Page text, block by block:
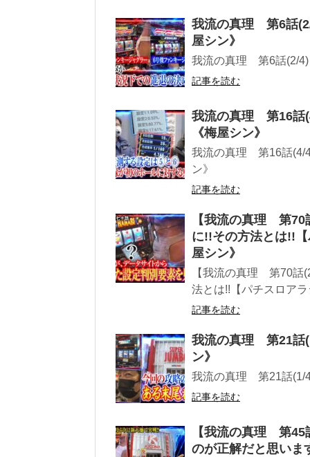
我流の真理 第6話
屋シン》
我流の真理 第6話(2/4)
記事を読む
我流の真理 第16話
《梅屋シン》
我流の真理 第16話(4/
ン》
記事を読む
【我流の真理 第70
に!!その方法とは!!
屋シン》
【我流の真理 第70話
法とは!!【パチスロア
記事を読む
我流の真理 第21話
ン》
我流の真理 第21話(1/
記事を読む
【我流の真理 第45
のが正解だと思いま